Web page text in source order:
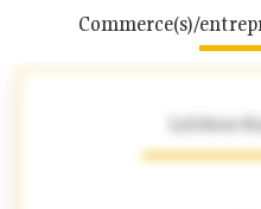
Commerce(s)/
Lefebvre-